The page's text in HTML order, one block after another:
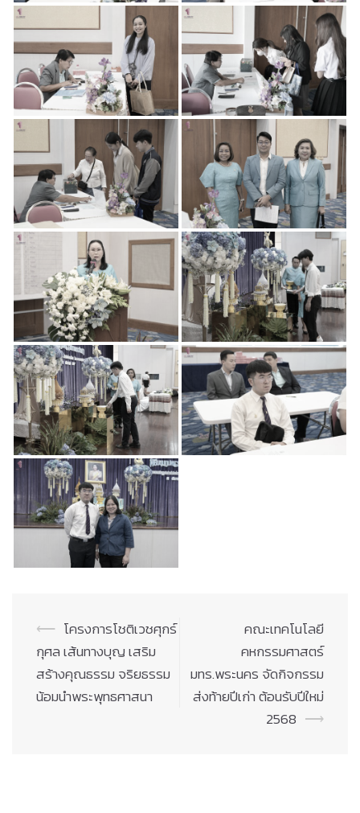
Post
navigation
⟵ โครงการโชติเวชศุกร์
กุศล เส้นทางบุญ เสริม
สร้างคุณธรรม จริยธรรม
น้อมนำพระพุทธศาสนา
คณะเทคโนโลยี
คหกรรมศาสตร์
มทร.พระนคร จัดกิจกรรม
ส่งท้ายปีเก่า ต้อนรับปีใหม่
2568 ⟶